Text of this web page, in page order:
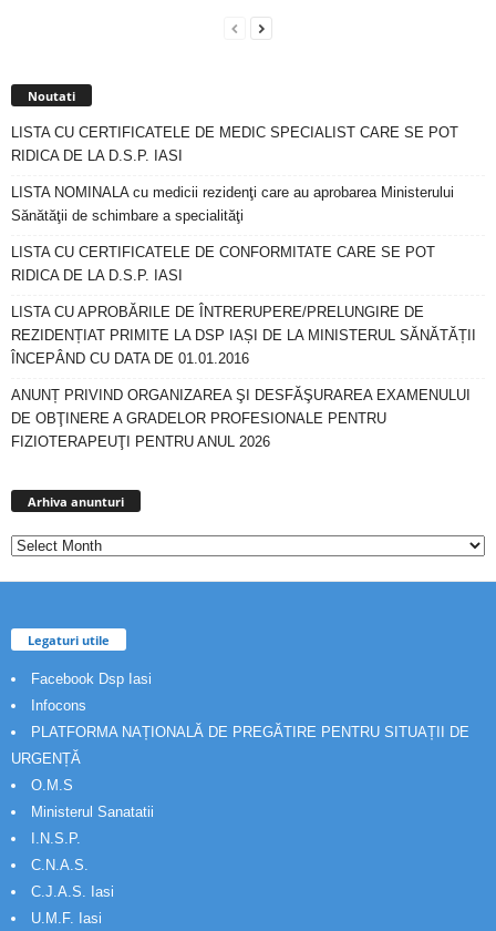
Noutati
LISTA CU CERTIFICATELE DE MEDIC SPECIALIST CARE SE POT
RIDICA DE LA D.S.P. IASI
LISTA NOMINALA cu medicii rezidenţi care au aprobarea Ministerului
Sănătăţii de schimbare a specialităţi
LISTA CU CERTIFICATELE DE CONFORMITATE CARE SE POT
RIDICA DE LA D.S.P. IASI
LISTA CU APROBĂRILE DE ÎNTRERUPERE/PRELUNGIRE DE
REZIDENȚIAT PRIMITE LA DSP IAȘI DE LA MINISTERUL SĂNĂTĂȚII
ÎNCEPÂND CU DATA DE 01.01.2016
ANUNȚ PRIVIND ORGANIZAREA ŞI DESFĂŞURAREA EXAMENULUI
DE OBŢINERE A GRADELOR PROFESIONALE PENTRU
FIZIOTERAPEUŢI PENTRU ANUL 2026
Arhiva anunturi
Legaturi utile
Facebook Dsp Iasi
Infocons
PLATFORMA NAȚIONALĂ DE PREGĂTIRE PENTRU SITUAȚII DE
URGENȚĂ
O.M.S
Ministerul Sanatatii
I.N.S.P.
C.N.A.S.
C.J.A.S. Iasi
U.M.F. Iasi